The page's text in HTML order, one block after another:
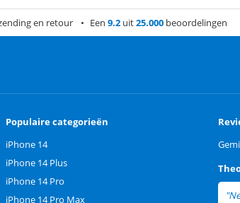
en retour Een 9.2uit25.000beoordelingen
Populaire categorieën
iPhone 14
iPhone 14 Plus
iPhone 14 Pro
iPhone 14 Pro Max